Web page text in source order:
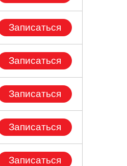
Записаться
Записаться
Записаться
Записаться
Записаться